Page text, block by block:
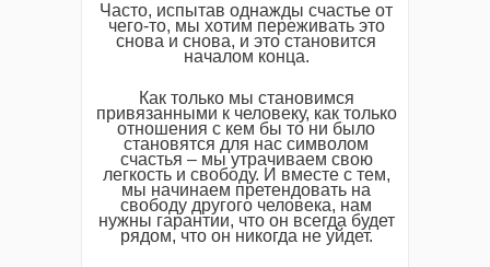
Часто, испытав однажды счастье от
чего-то, мы хотим переживать это
снова и снова, и это становится
началом конца.
Как только мы становимся
привязанными к человеку, как только
отношения с кем бы то ни было
становятся для нас символом
счастья – мы утрачиваем свою
легкость и свободу. И вместе с тем,
мы начинаем претендовать на
свободу другого человека, нам
нужны гарантии, что он всегда будет
рядом, что он никогда не уйдет.